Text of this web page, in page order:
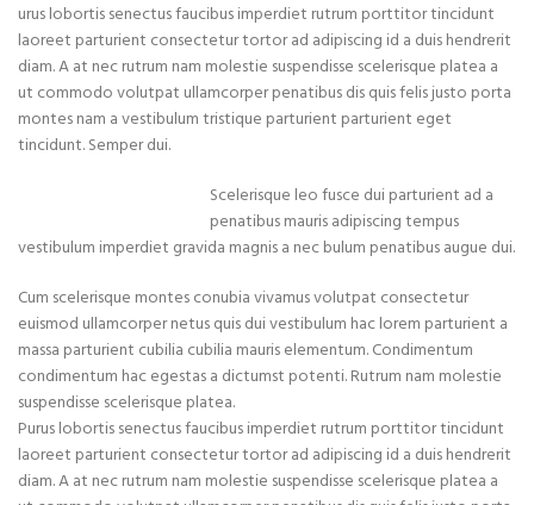
urus lobortis senectus faucibus imperdiet rutrum porttitor tincidunt
laoreet parturient consectetur tortor ad adipiscing id a duis hendrerit
diam. A at nec rutrum nam molestie suspendisse scelerisque platea a
ut commodo volutpat ullamcorper penatibus dis quis felis justo porta
montes nam a vestibulum tristique parturient parturient eget
tincidunt. Semper dui.
Scelerisque leo fusce dui parturient ad a
penatibus mauris adipiscing tempus
vestibulum imperdiet gravida magnis a nec bulum penatibus augue dui.
Cum scelerisque montes conubia vivamus volutpat consectetur
euismod ullamcorper netus quis dui vestibulum hac lorem parturient a
massa parturient cubilia cubilia mauris elementum. Condimentum
condimentum hac egestas a dictumst potenti. Rutrum nam molestie
suspendisse scelerisque platea.
Purus lobortis senectus faucibus imperdiet rutrum porttitor tincidunt
laoreet parturient consectetur tortor ad adipiscing id a duis hendrerit
diam. A at nec rutrum nam molestie suspendisse scelerisque platea a